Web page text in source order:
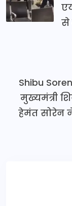
से
Shibu
मुख्यमंत्री
हेमंत सोरेन